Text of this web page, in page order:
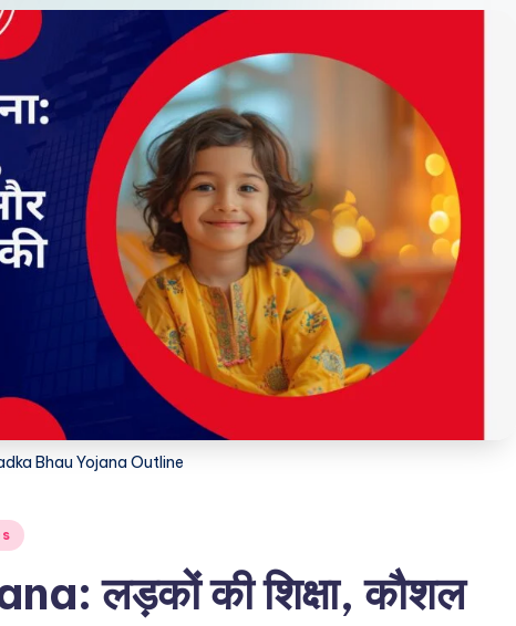
Bhau Yojana Outline
लड़कों की शिक्षा, कौशल